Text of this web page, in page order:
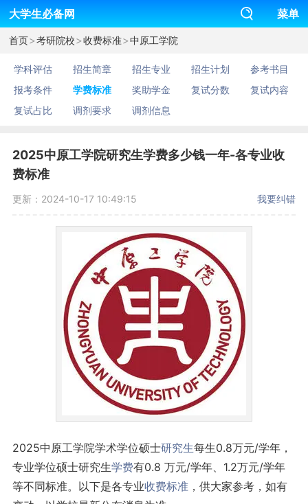
大学生必备网 菜单
首页>考研院校>收费标准>中原工学院
学科评估 招生简章 招生专业 招生计划
参考书目
报考条件
学费标准 奖助学金 复试分数
复试内容
复试占比
调剂要求 调剂信息
2025中原工学院研究生学费多少钱一年-各专业收
费标准
更新：2024-10-17 10:49:15 我要纠错
2025中原工学院学术学位硕士研究生每生0.8万元/学年，
专业学位硕士研究生学费有0.8 万元/学年、1.2万元/学年
等不同标准。以下是各专业收费标准，供大家参考，如有